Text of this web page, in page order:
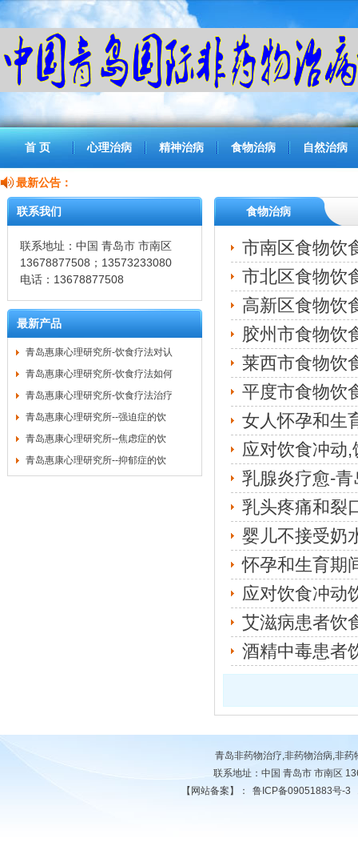
首 页 心理治病 精神治病 食物治病 自然治病
最新公告：
联系我们
联系地址：中国 青岛市 市南区
13678877508；13573233080
电话：13678877508
最新产品
青岛惠康心理研究所-饮食疗法对认
青岛惠康心理研究所-饮食疗法如何
青岛惠康心理研究所-饮食疗法治疗
青岛惠康心理研究所--强迫症的饮
青岛惠康心理研究所--焦虑症的饮
青岛惠康心理研究所--抑郁症的饮
食物治病
市南区食物饮
市北区食物饮
高新区食物饮
胶州市食物饮
莱西市食物饮
平度市食物饮
女人怀孕和生
应对饮食冲动
乳腺炎疗愈-
乳头疼痛和裂
婴儿不接受奶
怀孕和生育期
应对饮食冲动
艾滋病患者饮
酒精中毒患者
青岛非药物治疗,非药物治病,非
联系地址：中国 青岛市 市南区
【网站备案】：
鲁ICP备09051883号-3